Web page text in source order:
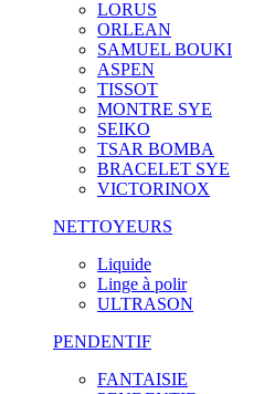
LORUS
ORLEAN
SAMUEL BOUKI
ASPEN
TISSOT
MONTRE SYE
SEIKO
TSAR BOMBA
BRACELET SYE
VICTORINOX
NETTOYEURS
Liquide
Linge à polir
ULTRASON
PENDENTIF
FANTAISIE